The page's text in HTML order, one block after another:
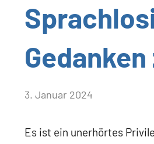
Allgemein
von
Flassbeck
3. Januar 2024
Es ist ein unerhörtes